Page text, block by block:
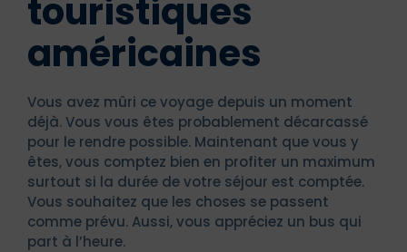
touristiques
américaines
Vous avez mûri ce voyage depuis un moment
déjà. Vous vous êtes probablement décarcassé
pour le rendre possible. Maintenant que vous y
êtes, vous comptez bien en profiter un maximum
surtout si la durée de votre séjour est comptée.
Vous souhaitez que les choses se passent
comme prévu. Aussi, vous appréciez un bus qui
part à l’heure.